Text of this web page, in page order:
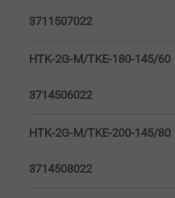
3711507022
HTK-2G-M/TKE-180-145/60
3714506022
HTK-2G-M/TKE-200-145/80
3714508022